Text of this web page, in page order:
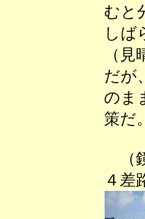
むと
しば
（
だが
のま
策だ。
（
４